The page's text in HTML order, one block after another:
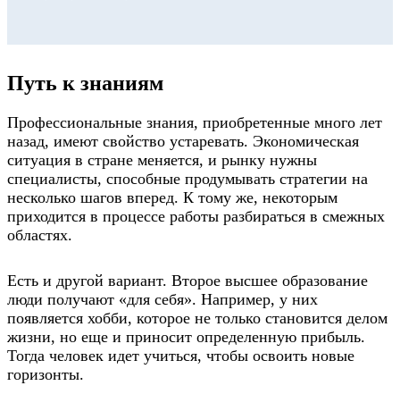
Путь к знаниям
Профессиональные знания, приобретенные много лет
назад, имеют свойство устаревать. Экономическая
ситуация в стране меняется, и рынку нужны
специалисты, способные продумывать стратегии на
несколько шагов вперед. К тому же, некоторым
приходится в процессе работы разбираться в смежных
областях.
Есть и другой вариант. Второе высшее образование
люди получают «для себя». Например, у них
появляется хобби, которое не только становится делом
жизни, но еще и приносит определенную прибыль.
Тогда человек идет учиться, чтобы освоить новые
горизонты.